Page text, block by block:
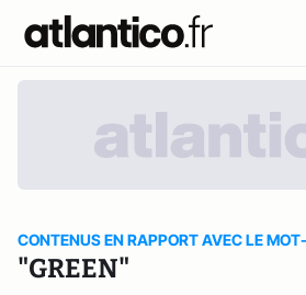
CONTENUS EN RAPPORT AVEC LE
"GREEN"